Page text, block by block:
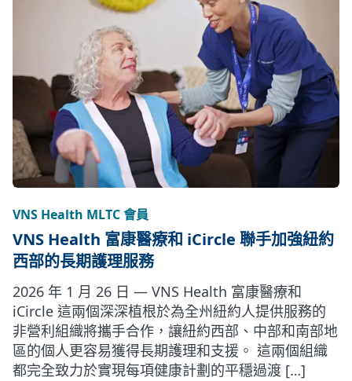
VNS Health MLTC 會員
VNS Health 富康醫療和 iCircle 聯手加強紐約
西部的長期護理服務
2026 年 1 月 26 日 — VNS Health 富康醫療和
iCircle 這兩個深深植根於為全州紐約人提供服務的
非營利組織將攜手合作，讓紐約西部、中部和南部地
區的個人更容易獲得長期護理和支援。 這兩個組織
都完全致力於實現每項健康計劃的平穩過渡 […]